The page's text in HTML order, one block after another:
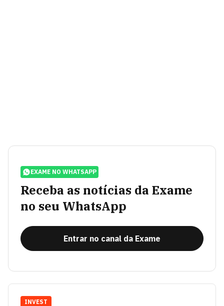
EXAME NO WHATSAPP
Receba as notícias da Exame
no seu WhatsApp
Entrar no canal da Exame
INVEST